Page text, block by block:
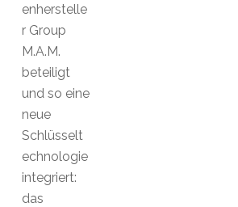
enherstelle
r Group
M.A.M.
beteiligt
und so eine
neue
Schlüsselt
echnologie
integriert:
das